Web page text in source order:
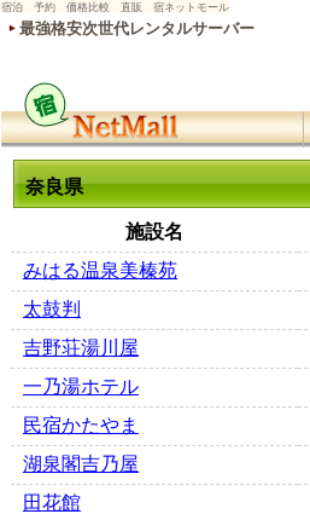
宿泊 予約 価格比較 直販 宿ネットモール
最強格安次世代レンタルサーバー
奈良県
施設名
みはる温泉美榛苑
太鼓判
吉野荘湯川屋
一乃湯ホテル
民宿かたやま
湖泉閣吉乃屋
田花館